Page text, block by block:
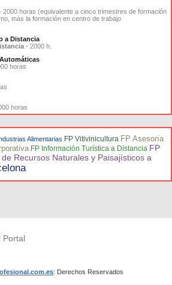
2000 horas (equivalente a cinco trimestres de formación
más la formación en centro de trabajo
a Distancia
- 2000 h.
horas
horas
Alimentarias FP Vitivinicultura FP Asesoría
FP Información Turística a Distancia FP
Recursos Naturales y Paisajísticos a
Portal
: Derechos Reservados